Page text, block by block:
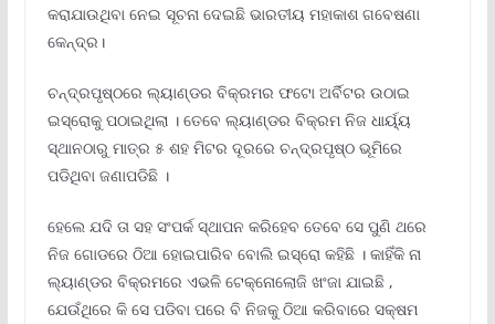
କରାଯାଉଥିବା ନେଇ ସୂଚନା ଦେଇଛି ଭାରତୀୟ ମହାକାଶ ଗବେଷଣା
କେନ୍ଦ୍ର।
ଚନ୍ଦ୍ରପୃଷ୍ଠରେ ଲ୍ୟାଣ୍ଡର ବିକ୍ରମର ଫଟୋ ଅର୍ବିଟର ଉଠାଇ
ଇସ୍ରୋକୁ ପଠାଇଥିଲା । ତେବେ ଲ୍ୟାଣ୍ଡର ବିକ୍ରମ ନିଜ ଧାର୍ୟ୍ୟ
ସ୍ଥାନଠାରୁ ମାତ୍ର ୫ ଶହ ମିଟର ଦୂରରେ ଚନ୍ଦ୍ରପୃଷ୍ଠ ଭୂମିରେ
ପଡିଥିବା ଜଣାପଡିଛି ।
ହେଲେ ଯଦି ତା ସହ ସଂପର୍କ ସ୍ଥାପନ କରିହେବ ତେବେ ସେ ପୁଣି ଥରେ
ନିଜ ଗୋଡରେ ଠିଆ ହୋଇପାରିବ ବୋଲି ଇସ୍ରୋ କହିଛି । କାହିଁକି ନା
ଲ୍ୟାଣ୍ଡର ବିକ୍ରମରେ ଏଭଳି ଟେକ୍ନୋଲୋଜି ଖଂଜା ଯାଇଛି ,
ଯେଉଁଥିରେ କି ସେ ପଡିବା ପରେ ବି ନିଜକୁ ଠିଆ କରିବାରେ ସକ୍ଷମ